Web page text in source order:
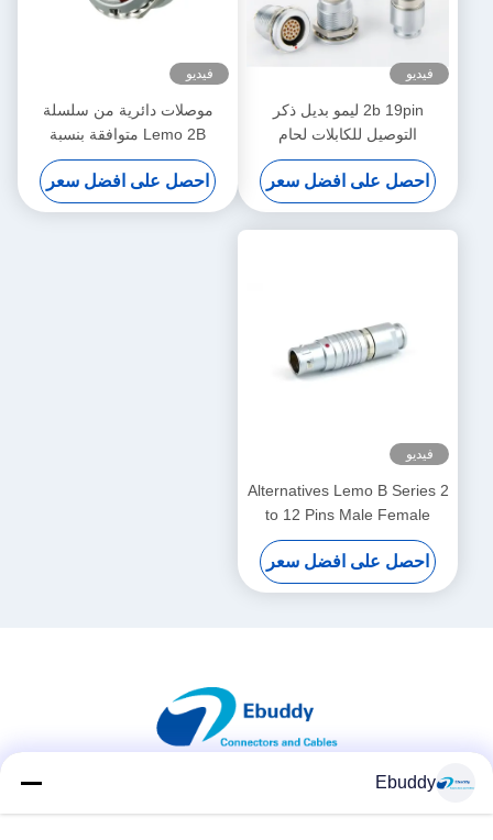
فيديو
2b 19pin ليمو بديل ذكر
التوصيل للكابلات لحام
FGG.2B.319.CLAD
احصل على افضل سعر
فيديو
موصلات دائرية من سلسلة
Lemo 2B متوافقة بنسبة
100%، 16 سنًا ذكر وأنثى
احصل على افضل سعر
فيديو
Alternatives Lemo B Series 2
to 12 Pins Male Female
Push Pull Self-Lock
Connectors Customized
Cables Assembly
احصل على افضل سعر
Ebuddy